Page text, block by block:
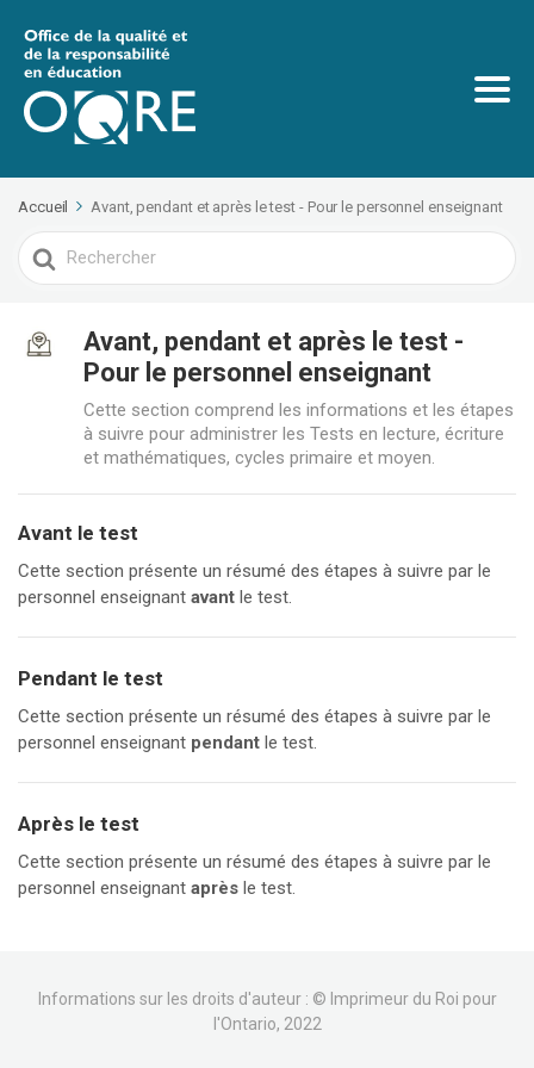
Accueil Avant, pendant et après le test - Pour le personnel enseignant
Search
For
Avant, pendant et après le test -
Pour le personnel enseignant
Cette section comprend les informations et les étapes
à suivre pour administrer les Tests en lecture, écriture
et mathématiques, cycles primaire et moyen.
Avant le test
Cette section présente un résumé des étapes à suivre par le
personnel enseignant avant le test.
Pendant le test
Cette section présente un résumé des étapes à suivre par le
personnel enseignant pendant le test.
Après le test
Cette section présente un résumé des étapes à suivre par le
personnel enseignant après le test.
Informations sur les droits d'auteur : © Imprimeur du Roi pour
l'Ontario, 2022